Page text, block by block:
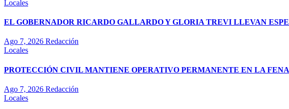
Locales
EL GOBERNADOR RICARDO GALLARDO Y GLORIA TREVI LLEVAN
Ago 7, 2026 Redacción
Locales
PROTECCIÓN CIVIL MANTIENE OPERATIVO PERMANENTE EN LA
Ago 7, 2026 Redacción
Locales